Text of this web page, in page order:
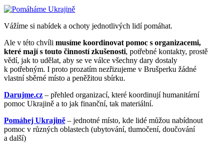
Vážíme si nabídek a ochoty jednotlivých lidí pomáhat.
Ale v této chvíli musíme koordinovat pomoc s organizacemi,
které mají s touto činností zkušenosti, potřebné kontakty, prostě
vědí, jak to udělat, aby se ve válce všechny dary dostaly
k potřebným. I proto prozatím nezřizujeme v Brušperku žádné
vlastní sběrné místo a peněžitou sbírku.
Darujme.cz – přehled organizací, které koordinují humanitární
pomoc Ukrajině a to jak finanční, tak materiální.
Pomáhej Ukrajině – jednotné místo, kde lidé můžou nabídnout
pomoc v různých oblastech (ubytování, tlumočení, doučování
a další)